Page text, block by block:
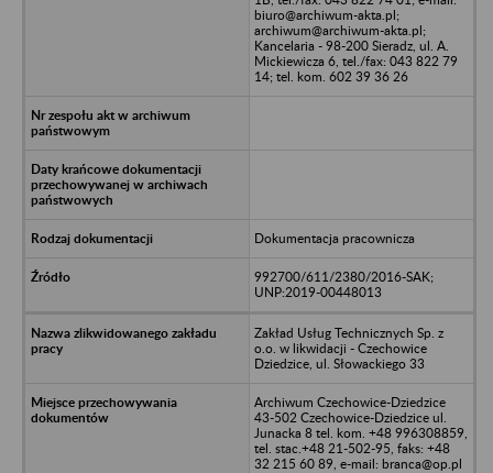
biuro@archiwum-akta.pl;
archiwum@archiwum-akta.pl;
Kancelaria - 98-200 Sieradz, ul. A.
Mickiewicza 6, tel./fax: 043 822 79
14; tel. kom. 602 39 36 26
Dokumentacja pracownicza
992700/611/2380/2016-SAK;
UNP:2019-00448013
Zakład Usług Technicznych Sp. z
o.o. w likwidacji - Czechowice
Dziedzice, ul. Słowackiego 33
Archiwum Czechowice-Dziedzice
43-502 Czechowice-Dziedzice ul.
Junacka 8 tel. kom. +48 996308859,
tel. stac.+48 21-502-95, faks: +48
32 215 60 89, e-mail: branca@op.pl